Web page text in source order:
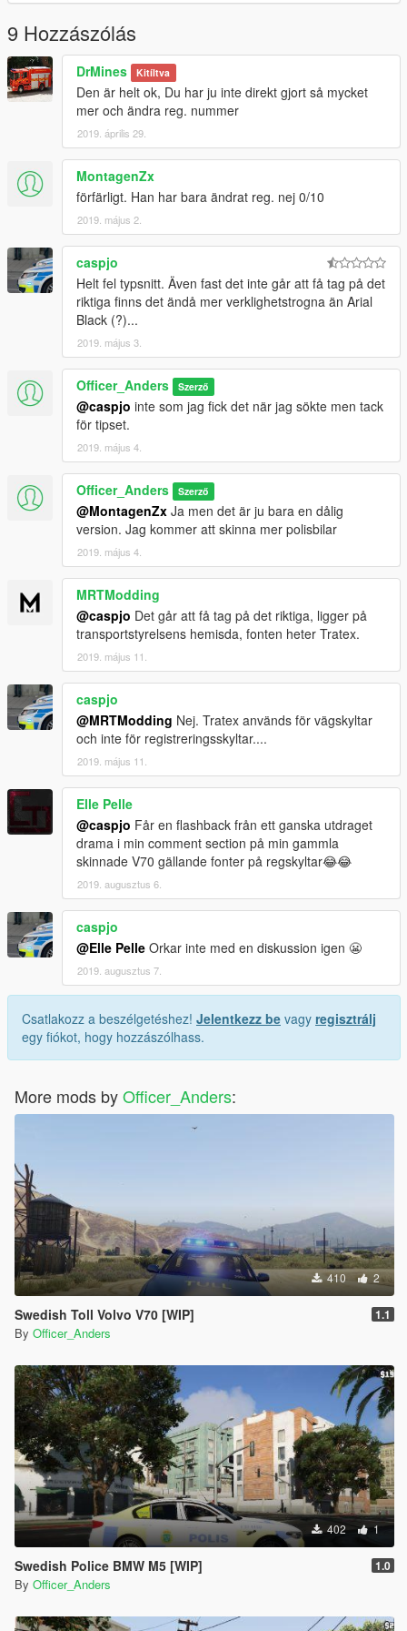
9 Hozzászólás
DrMines Kitíltva
Den är helt ok, Du har ju inte direkt gjort så mycket
mer och ändra reg. nummer
2019. április 29.
MontagenZx
förfärligt. Han har bara ändrat reg. nej 0/10
2019. május 2.
caspjo
Helt fel typsnitt. Även fast det inte går att få tag på det
riktiga finns det ändå mer verklighetstrogna än Arial
Black (?)...
2019. május 3.
Officer_Anders Szerző
@caspjo inte som jag fick det när jag sökte men tack
för tipset.
2019. május 4.
Officer_Anders Szerző
@MontagenZx Ja men det är ju bara en dålig
version. Jag kommer att skinna mer polisbilar
2019. május 4.
MRTModding
@caspjo Det går att få tag på det riktiga, ligger på
transportstyrelsens hemisda, fonten heter Tratex.
2019. május 11.
caspjo
@MRTModding Nej. Tratex används för vägskyltar
och inte för registreringsskyltar....
2019. május 11.
Elle Pelle
@caspjo Får en flashback från ett ganska utdraget
drama i min comment section på min gammla
skinnade V70 gällande fonter på regskyltar😂😂
2019. augusztus 6.
caspjo
@Elle Pelle Orkar inte med en diskussion igen 😬
2019. augusztus 7.
Csatlakozz a beszélgetéshez! Jelentkezz be vagy regisztrálj
egy fiókot, hogy hozzászólhass.
More mods byOfficer_Anders:
410 2
Swedish Toll Volvo V70 [WIP] 1.1
By Officer_Anders
402 1
Swedish Police BMW M5 [WIP] 1.0
By Officer_Anders